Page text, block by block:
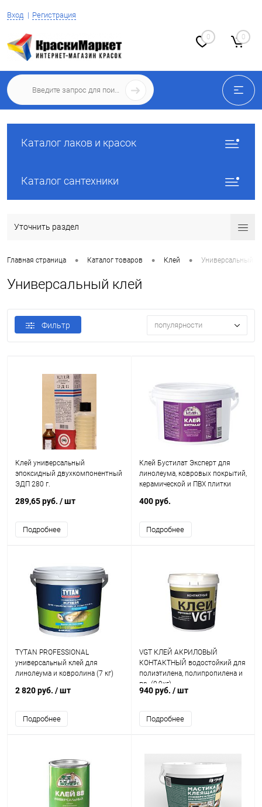
Вход Регистрация
0 0
Каталог лаков и красок
Каталог сантехники
Уточнить раздел
Главная страница • Каталог товаров • Клей • Универсальный
Универсальный клей
Фильтр популярности
Клей универсальный
эпоксидный двухкомпонентный
ЭДП 280 г.
289,65 руб. / шт
Подробнее
Клей Бустилат Эксперт для
линолеума, ковровых покрытий,
керамической и ПВХ плитки
400 руб.
Подробнее
TYTAN PROFESSIONAL
универсальный клей для
линолеума и ковролина (7 кг)
2 820 руб. / шт
Подробнее
VGT КЛЕЙ АКРИЛОВЫЙ
КОНТАКТНЫЙ водостойкий для
полиэтилена, полипропилена и
пр. (0,9кг)
940 руб. / шт
Подробнее